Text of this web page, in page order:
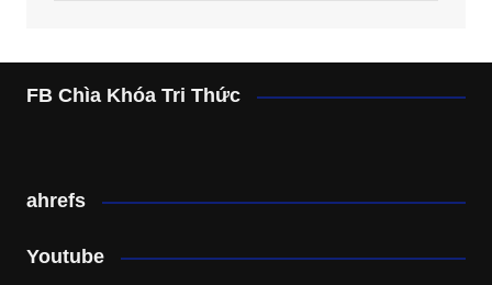
FB Chìa Khóa Tri Thức
ahrefs
Youtube